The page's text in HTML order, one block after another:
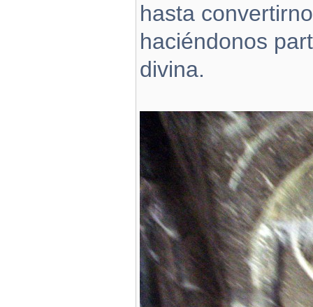
hasta
haciéndonos
divina.